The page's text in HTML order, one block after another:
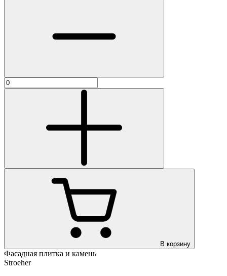
В корзину
Фасадная плитка и камень
Stroeher